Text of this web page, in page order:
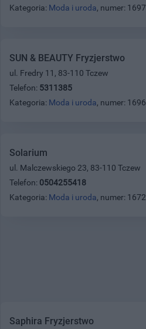
Kategoria: Moda i uroda, numer: 1697
SUN & BEAUTY Fryzjerstwo
ul. Fredry 11, 83-110 Tczew
Telefon: 5311385
Kategoria: Moda i uroda, numer: 1696
Solarium
ul. Malczewskiego 23, 83-110 Tczew
Telefon: 0504255418
Kategoria: Moda i uroda, numer: 1672
Saphira Fryzjerstwo